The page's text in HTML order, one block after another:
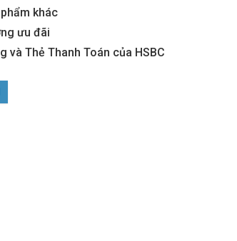
khác
ưu đãi
và Thẻ Thanh Toán của HSBC